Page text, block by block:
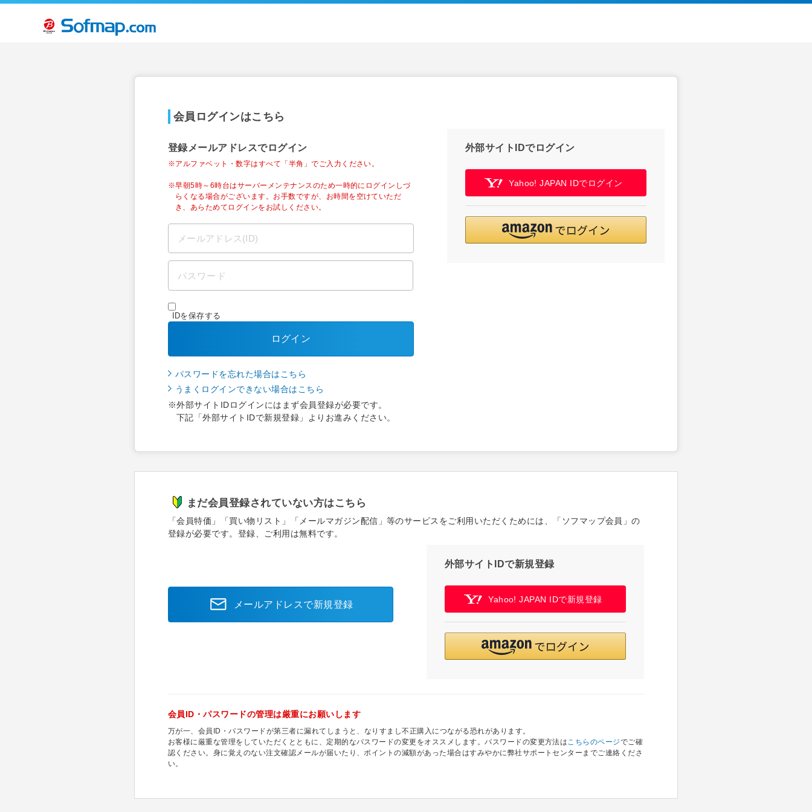
会員ログインはこちら
登録メールアドレスでログイン
※アルファベット・数字はすべて「半角」でご入力ください。
※早朝5時～6時台はサーバーメンテナンスのため一時的にログインしづ
らくなる場合がございます。お手数ですが、お時間を空けていただ
き、あらためてログインをお試しください。
IDを保存する
ログイン
パスワードを忘れた場合はこちら
うまくログインできない場合はこちら
※外部サイトIDログインにはまず会員登録が必要です。
下記「外部サイトIDで新規登録」よりお進みください。
外部サイトIDでログイン
Yahoo! JAPAN IDでログイン
まだ会員登録されていない方はこちら
「会員特価」「買い物リスト」「メールマガジン配信」等のサービスをご利用いただくためには、「ソフマップ会員」の
登録が必要です。登録、ご利用は無料です。
メールアドレスで新規登録
外部サイトIDで新規登録
Yahoo! JAPAN IDで新規登録
会員ID・パスワードの管理は厳重にお願いします
万が一、会員ID・パスワードが第三者に漏れてしまうと、なりすまし不正購入につながる恐れがあります。
お客様に厳重な管理をしていただくとともに、定期的なパスワードの変更をオススメします。パスワードの変更方法はこちらのページでご確
認ください。身に覚えのない注文確認メールが届いたり、ポイントの減額があった場合はすみやかに弊社サポートセンターまでご連絡くださ
い。